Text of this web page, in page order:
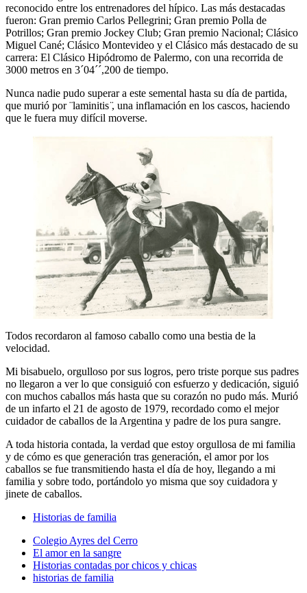
reconocido entre los entrenadores del hípico. Las más destacadas
fueron: Gran premio Carlos Pellegrini; Gran premio Polla de
Potrillos; Gran premio Jockey Club; Gran premio Nacional; Clásico
Miguel Cané; Clásico Montevideo y el Clásico más destacado de su
carrera: El Clásico Hipódromo de Palermo, con una recorrida de
3000 metros en 3´04´´,200 de tiempo.
Nunca nadie pudo superar a este semental hasta su día de partida,
que murió por ¨laminitis ̈, una inflamación en los cascos, haciendo
que le fuera muy difícil moverse.
Todos recordaron al famoso caballo como una bestia de la
velocidad.
Mi bisabuelo, orgulloso por sus logros, pero triste porque sus padres
no llegaron a ver lo que consiguió con esfuerzo y dedicación, siguió
con muchos caballos más hasta que su corazón no pudo más. Murió
de un infarto el 21 de agosto de 1979, recordado como el mejor
cuidador de caballos de la Argentina y padre de los pura sangre.
A toda historia contada, la verdad que estoy orgullosa de mi familia
y de cómo es que generación tras generación, el amor por los
caballos se fue transmitiendo hasta el día de hoy, llegando a mi
familia y sobre todo, portándolo yo misma que soy cuidadora y
jinete de caballos.
Historias de familia
Colegio Ayres del Cerro
El amor en la sangre
Historias contadas por chicos y chicas
historias de familia